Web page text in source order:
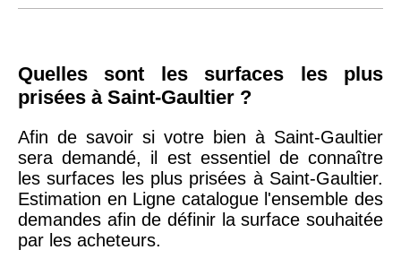
Quelles sont les surfaces les plus
prisées à Saint-Gaultier ?
Afin de savoir si votre bien à Saint-Gaultier
sera demandé, il est essentiel de connaître
les surfaces les plus prisées à Saint-Gaultier.
Estimation en Ligne catalogue l'ensemble des
demandes afin de définir la surface souhaitée
par les acheteurs.